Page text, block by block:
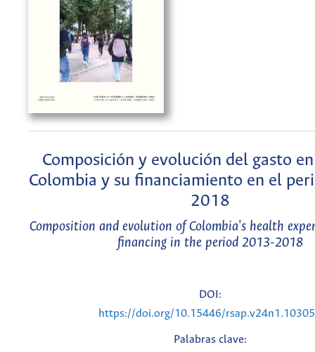
Composición y evolución del gasto
Colombia y su financiamiento en el
2018
Composition and evolution of Colombia's health
financing in the period 2013-2018
DOI:
https://doi.org/10.15446/
Palabras clave: